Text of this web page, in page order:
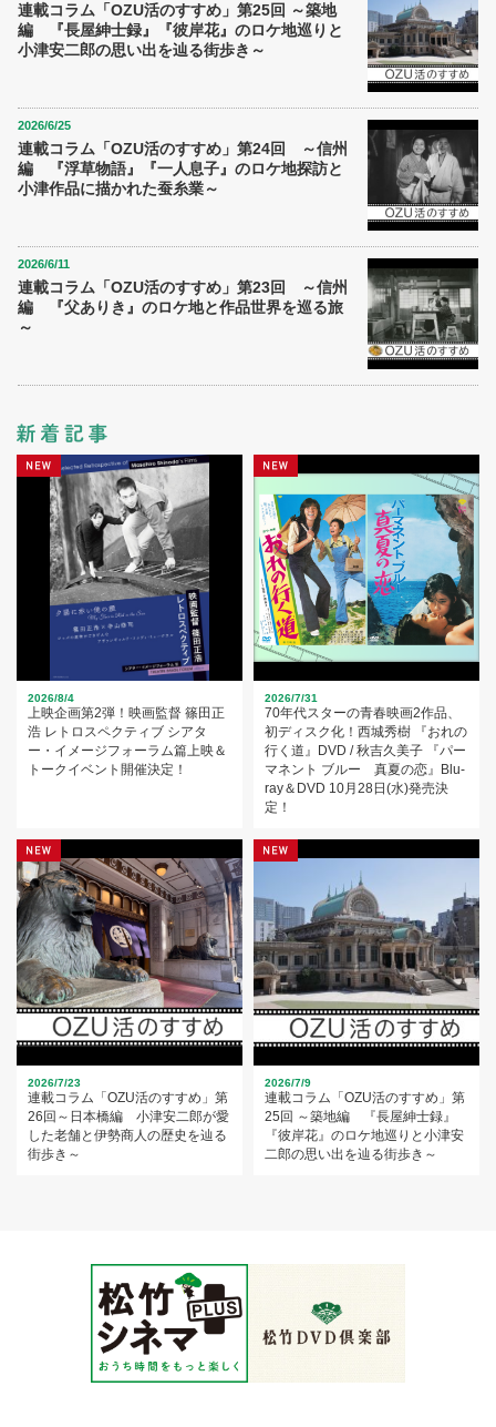
連載コラム「OZU活のすすめ」第25回 ～築地
編 『長屋紳士録』『彼岸花』のロケ地巡りと
小津安二郎の思い出を辿る街歩き～
2026/6/25
連載コラム「OZU活のすすめ」第24回 ～信州
編 『浮草物語』『一人息子』のロケ地探訪と
小津作品に描かれた蚕糸業～
2026/6/11
連載コラム「OZU活のすすめ」第23回 ～信州
編 『父ありき』のロケ地と作品世界を巡る旅
～
2026/8/4
上映企画第2弾！映画監督 篠田正
浩 レトロスペクティブ シアタ
ー・イメージフォーラム篇上映＆
トークイベント開催決定！
2026/7/31
70年代スターの青春映画2作品、
初ディスク化！西城秀樹 『おれの
行く道』DVD / 秋吉久美子 『パー
マネント ブルー 真夏の恋』Blu-
ray＆DVD 10月28日(水)発売決
定！
2026/7/23
連載コラム「OZU活のすすめ」第
26回～日本橋編 小津安二郎が愛
した老舗と伊勢商人の歴史を辿る
街歩き～
2026/7/9
連載コラム「OZU活のすすめ」第
25回 ～築地編 『長屋紳士録』
『彼岸花』のロケ地巡りと小津安
二郎の思い出を辿る街歩き～